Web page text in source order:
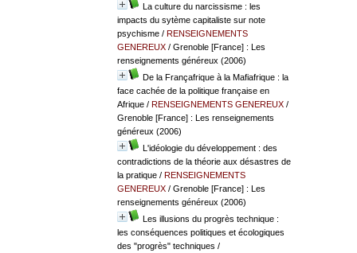
La culture du narcissisme : les
impacts du sytème capitaliste sur note
psychisme/ RENSEIGNEMENTS
GENEREUX/ Grenoble [France] : Les
renseignements généreux (2006)
De la Françafrique à la Mafiafrique : la
face cachée de la politique française en
Afrique/ RENSEIGNEMENTS GENEREUX/
Grenoble [France] : Les renseignements
généreux (2006)
L'idéologie du développement : des
contradictions de la théorie aux désastres de
la pratique/ RENSEIGNEMENTS
GENEREUX/ Grenoble [France] : Les
renseignements généreux (2006)
Les illusions du progrès technique :
les conséquences politiques et écologiques
des "progrès" techniques /